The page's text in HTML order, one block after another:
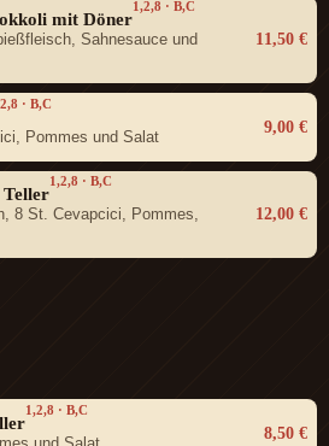
mit Döner
1,2,8 · B,C
Sahnesauce und
11,50 €
· B,C
Pommes und Salat
9,00 €
Teller
1,2,8 · B,C
8 St. Cevapcici, Pommes,
12,00 €
1,2,8 · B,C
8,50 €